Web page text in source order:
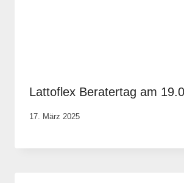
Lattoflex Beratertag am
Von
Tengler
17. März 2025